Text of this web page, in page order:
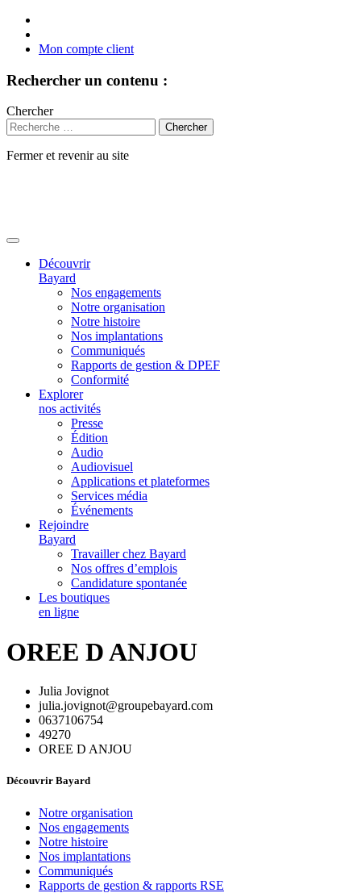
Mon compte client
Rechercher un contenu :
Chercher
Fermer et revenir au site
Découvrir
Bayard
Nos engagements
Notre organisation
Notre histoire
Nos implantations
Communiqués
Rapports de gestion & DPEF
Conformité
Explorer
nos activités
Presse
Édition
Audio
Audiovisuel
Applications et plateformes
Services média
Événements
Rejoindre
Bayard
Travailler chez Bayard
Nos offres d’emplois
Candidature spontanée
Les boutiques
en ligne
OREE D ANJOU
Julia Jovignot
julia.jovignot@groupebayard.com
0637106754
49270
OREE D ANJOU
Découvrir Bayard
Notre organisation
Nos engagements
Notre histoire
Nos implantations
Communiqués
Rapports de gestion & rapports RSE